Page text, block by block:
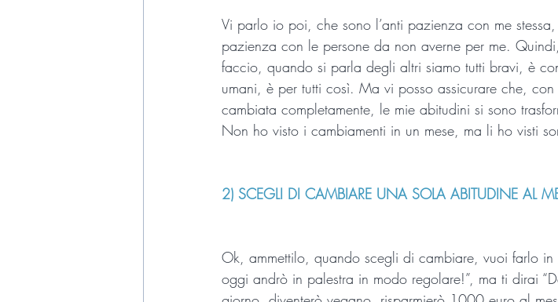
Vi parlo io poi, che sono l’anti pazienza con me
pazienza con le persone da non averne per me.
faccio, quando si parla degli altri siamo tutti bravi, è
umani, è per tutti così. Ma vi posso assicurare che,
cambiata completamente, le mie abitudini si sono
Non ho visto i cambiamenti in un mese, ma li ho visti
2) SCEGLI DI CAMBIARE UNA SOLA ABITUDINE AL
Ok, ammettilo, quando scegli di cambiare, vuoi farlo
oggi andrò in palestra in modo regolare!”, ma ti dirai